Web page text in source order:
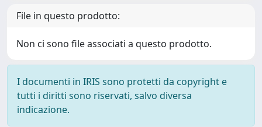
File in questo prodotto:
Non ci sono file associati a questo prodotto.
I documenti in IRIS sono protetti da copyright e
tutti i diritti sono riservati, salvo diversa
indicazione.